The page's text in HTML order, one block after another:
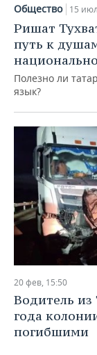
НЕФТЕХИМИЯ
НЕФТЬ
ОПК
РОЗНИЧНАЯ
ТРАНСПОРТ
УСЛУГИ
НОВОСТИ
IT
МЕДИА
МЕРОПРИЯТИЯ
НОВОСТИ
ВЫЕЗДНАЯ
ONLINE-
ОТКРЫТАЯ
СПОРТ
НОВОСТИ
ХОККЕЙ
БАСКЕТБОЛ
ВОЛЕЙБОЛ
КИБЕРСПОРТ
ФИГУРНОЕ
ВОДНЫЕ
ОБЩЕСТВО
ВЛАСТЬ
ИСТОРИЯ
КУЛЬТУРА
МЕДИЦИНА
ОБРАЗОВАНИЕ
СЮЖЕТЫ
СПРАВОЧНИК
СПИСОК
СПИСОК
ПОЛНАЯ
Общество 15
Ришат
путь к
Полезно ли
язык?
20 фев, 15:50
Водитель из
года
погибшими